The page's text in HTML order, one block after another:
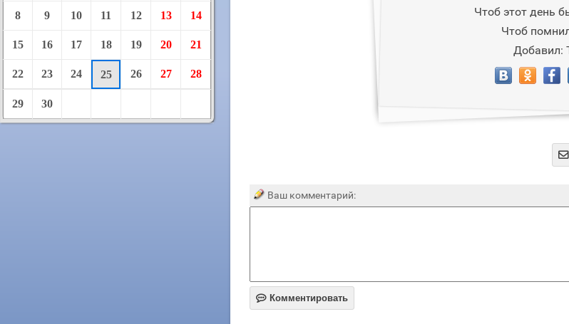
8 9 10 11 12 13 14
15 16 17 18 19 20 21
22 23 24 25 26 27 28
29 30
Чтоб этот день
Чтоб
Добавил:

Ваш комментарий:
 Комментировать